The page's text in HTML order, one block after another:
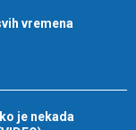
vremena
je nekada